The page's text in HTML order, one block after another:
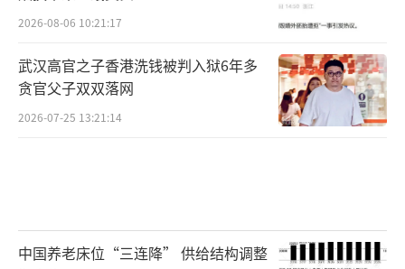
2026-08-06 10:21:17
武汉高官之子香港洗钱被判入狱6年多
贪官父子双双落网
2026-07-25 13:21:14
中国养老床位“三连降” 供给结构调整